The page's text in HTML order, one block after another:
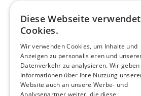
sind
Diese Webseite verwendet
Cookies.
Wir verwenden Cookies, um Inhalte und
Anzeigen zu personalisieren und
Datenverkehr zu analysieren. Wir geben
Informationen über Ihre Nutzung
Website auch an unsere Werbe- und
Analysepartner weiter, die diese